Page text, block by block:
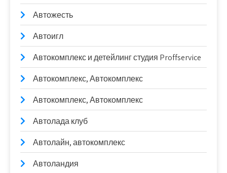
Автожесть
Автоигл
Автокомплекс и детейлинг студия Proffservice
Автокомплекс, Автокомплекс
Автокомплекс, Автокомплекс
Автолада клуб
Автолайн, автокомплекс
Автоландия